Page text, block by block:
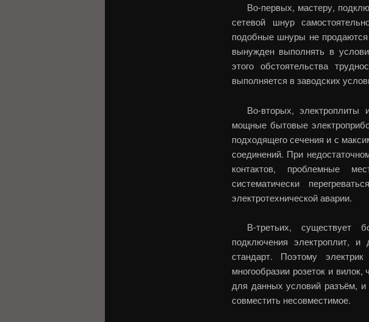
Во-первых, мастеру,
сетевой шнур
подобные шнуры не продаются
вынужден выполнять в
этого обстоятельства
выполняется в заводских
Во-вторых,
мощные бытовые
подходящего сечения и с
соединений. При
контактов, проблемные
систематически
электротехнической аварии.
В-третьих, существует
подключения электроплит,
стандарт. Поэтому
многообразии розеток и
для данных условий разъём, и
совместить несовместимое.